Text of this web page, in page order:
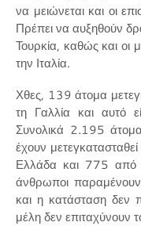
να μειώνεται και οι
Πρέπει να αυξηθούν
Τουρκία, καθώς και οι
την Ιταλία.
Χθες, 139 άτομα
τη Γαλλία και αυτό
Συνολικά 2.195
έχουν
Ελλάδα και 775 από
άνθρωποι
και η κατάσταση δεν
μέλη δεν επιταχύνουν